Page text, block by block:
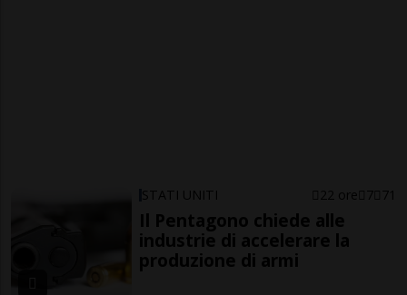
STATI UNITI 22 ore 7 71
Il Pentagono chiede alle
industrie di accelerare la
produzione di armi